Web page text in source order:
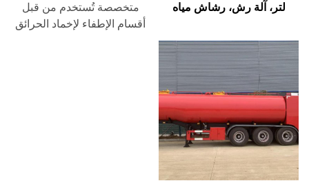
لتر، آلة رش، رشاش مياه
متخصصة تُستخدم من قبل
أقسام الإطفاء لإخماد الحرائق